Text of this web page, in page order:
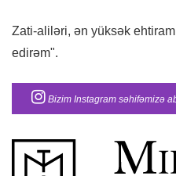
Zati-aliləri, ən yüksək
edirəm".
Bizim Instagram səhifəmizə